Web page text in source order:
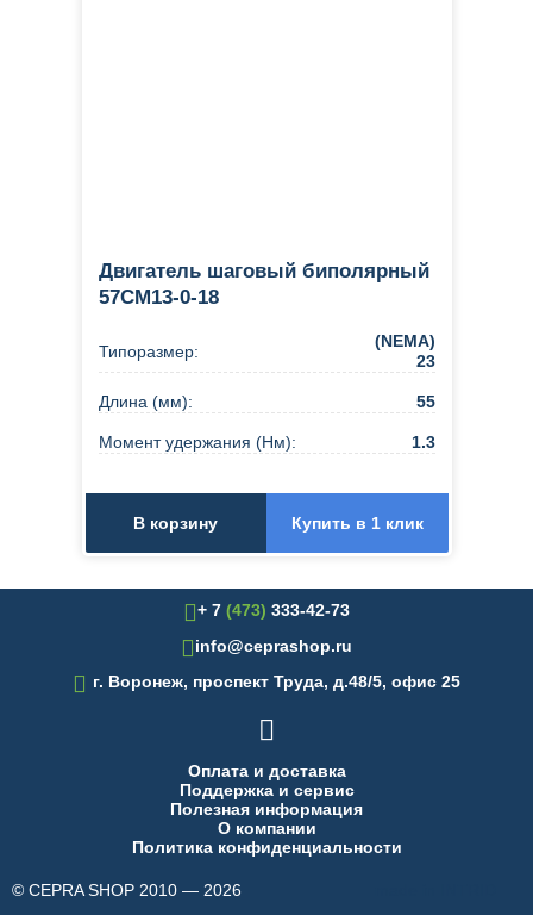
Двигатель шаговый биполярный
57CM13-0-18
Типоразмер:
(NEMA)
23
Длина (мм): 55
Момент удержания (Нм): 1.3
В корзину Купить в 1 клик
+ 7 (473) 333-42-73
info@ceprashop.ru
 г. Воронеж, проспект Труда, д.48/5, офис 25

Оплата и доставка
Поддержка и сервис
Полезная информация
О компании
Политика конфиденциальности
© CEPRA SHOP 2010 — 2026